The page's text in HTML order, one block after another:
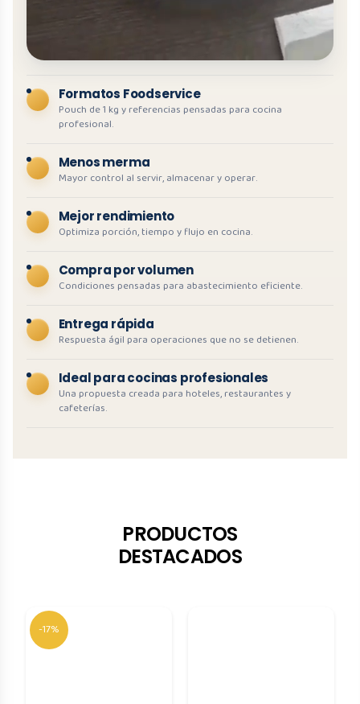
Formatos Foodservice
Pouch de 1 kg y referencias pensadas para cocina
profesional.
Menos merma
Mayor control al servir, almacenar y operar.
Mejor rendimiento
Optimiza porción, tiempo y flujo en cocina.
Compra por volumen
Condiciones pensadas para abastecimiento eficiente.
Entrega rápida
Respuesta ágil para operaciones que no se detienen.
Ideal para cocinas profesionales
Una propuesta creada para hoteles, restaurantes y
cafeterías.
PRODUCTOS
DESTACADOS
-17%